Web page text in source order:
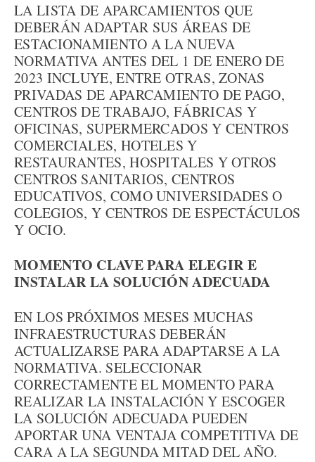
LA LISTA DE APARCAMIENTOS QUE
DEBERÁN ADAPTAR SUS ÁREAS DE
ESTACIONAMIENTO A LA NUEVA
NORMATIVA ANTES DEL 1 DE ENERO DE
2023 INCLUYE, ENTRE OTRAS, ZONAS
PRIVADAS DE APARCAMIENTO DE PAGO,
CENTROS DE TRABAJO, FÁBRICAS Y
OFICINAS, SUPERMERCADOS Y CENTROS
COMERCIALES, HOTELES Y
RESTAURANTES, HOSPITALES Y OTROS
CENTROS SANITARIOS, CENTROS
EDUCATIVOS, COMO UNIVERSIDADES O
COLEGIOS, Y CENTROS DE ESPECTÁCULOS
Y OCIO.
MOMENTO CLAVE PARA ELEGIR E
INSTALAR LA SOLUCIÓN ADECUADA
EN LOS PRÓXIMOS MESES MUCHAS
INFRAESTRUCTURAS DEBERÁN
ACTUALIZARSE PARA ADAPTARSE A LA
NORMATIVA. SELECCIONAR
CORRECTAMENTE EL MOMENTO PARA
REALIZAR LA INSTALACIÓN Y ESCOGER
LA SOLUCIÓN ADECUADA PUEDEN
APORTAR UNA VENTAJA COMPETITIVA DE
CARA A LA SEGUNDA MITAD DEL AÑO.